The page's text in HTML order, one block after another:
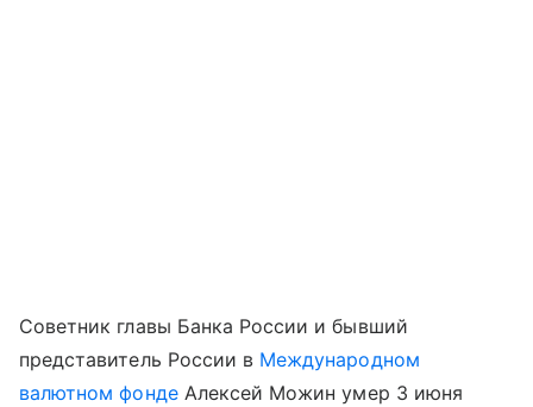
Советник главы Банка России и бывший
представитель России в Международном
валютном фондеАлексей Можин умер 3 июня